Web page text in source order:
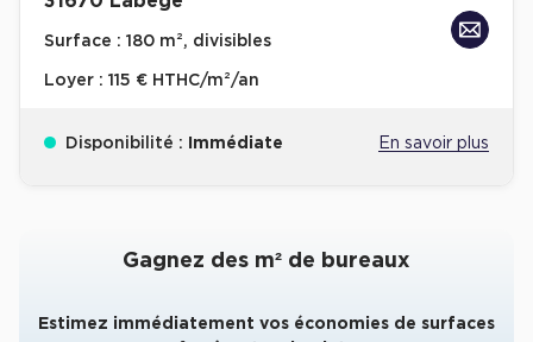
Surface : 180 m², divisibles
Loyer : 115 € HTHC/m²/an
Disponibilité : Immédiate En savoir plus
Gagnez des m² de bureaux
Estimez immédiatement vos économies de surfaces